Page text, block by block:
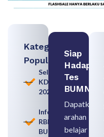
Kategori
Populer
Seleksi
KDKMP
2026
Informasi
RBB
BUMN
Siap
Hadapi
Tes
BUMN
Dapatkan
arahan
belajar